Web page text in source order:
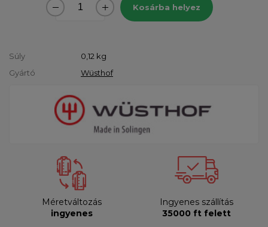
Kosárba helyez
Súly 0,12 kg
Gyártó
Wüsthof
Méretváltozás
ingyenes
Ingyenes szállítás
35000 ft felett